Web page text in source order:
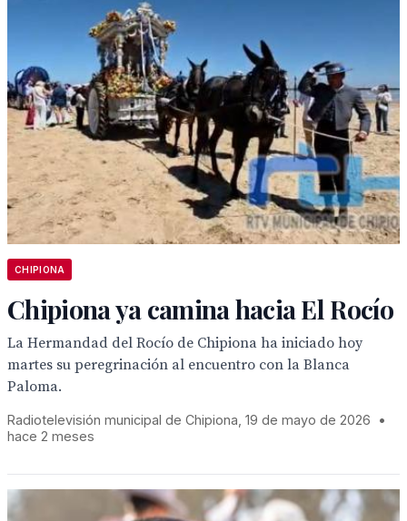
CHIPIONA
Chipiona ya camina hacia El Rocío
La Hermandad del Rocío de Chipiona ha iniciado hoy
martes su peregrinación al encuentro con la Blanca
Paloma.
Radiotelevisión municipal de Chipiona, 19 de mayo de 2026
•
hace 2 meses